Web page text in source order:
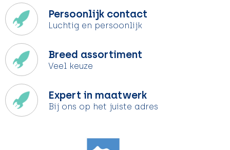
Persoonlijk contact
Luchtig en persoonlijk
Breed assortiment
Veel keuze
Expert in maatwerk
Bij ons op het juiste adres